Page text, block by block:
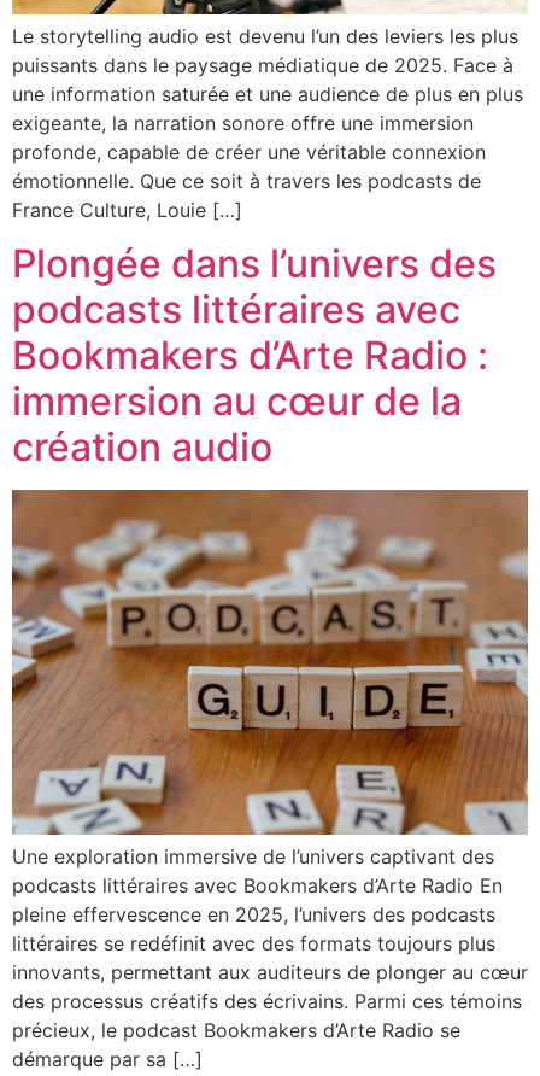
Le storytelling audio est devenu l’un des leviers les plus
puissants dans le paysage médiatique de 2025. Face à
une information saturée et une audience de plus en plus
exigeante, la narration sonore offre une immersion
profonde, capable de créer une véritable connexion
émotionnelle. Que ce soit à travers les podcasts de
France Culture, Louie […]
Plongée dans l’univers des
podcasts littéraires avec
Bookmakers d’Arte Radio :
immersion au cœur de la
création audio
Une exploration immersive de l’univers captivant des
podcasts littéraires avec Bookmakers d’Arte Radio En
pleine effervescence en 2025, l’univers des podcasts
littéraires se redéfinit avec des formats toujours plus
innovants, permettant aux auditeurs de plonger au cœur
des processus créatifs des écrivains. Parmi ces témoins
précieux, le podcast Bookmakers d’Arte Radio se
démarque par sa […]